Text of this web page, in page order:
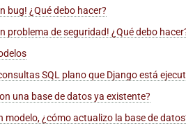
bug! ¿Qué debo hacer?
problema de seguridad! ¿Qué debo
SQL plano que Django está
una base de datos ya existente?
modelo, ¿cómo actualizo la base de